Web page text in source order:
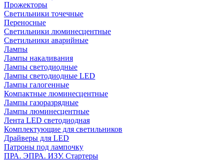
Прожекторы
Cветильники точечные
Переносные
Светильники люминесцентные
Светильники аварийные
Лампы
Лампы накаливания
Лампы светодиодные
Лампы светодиодные LED
Лампы галогенные
Компактные люминесцентные
Лампы газоразрядные
Лампы люминесцентные
Лента LED светодиодная
Комплектующие для светильников
Драйверы для LED
Патроны под лампочку
ПРА. ЭПРА. ИЗУ. Стартеры